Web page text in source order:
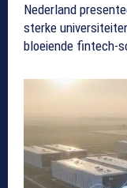
Nederland
sterke
bloeiende fintech-